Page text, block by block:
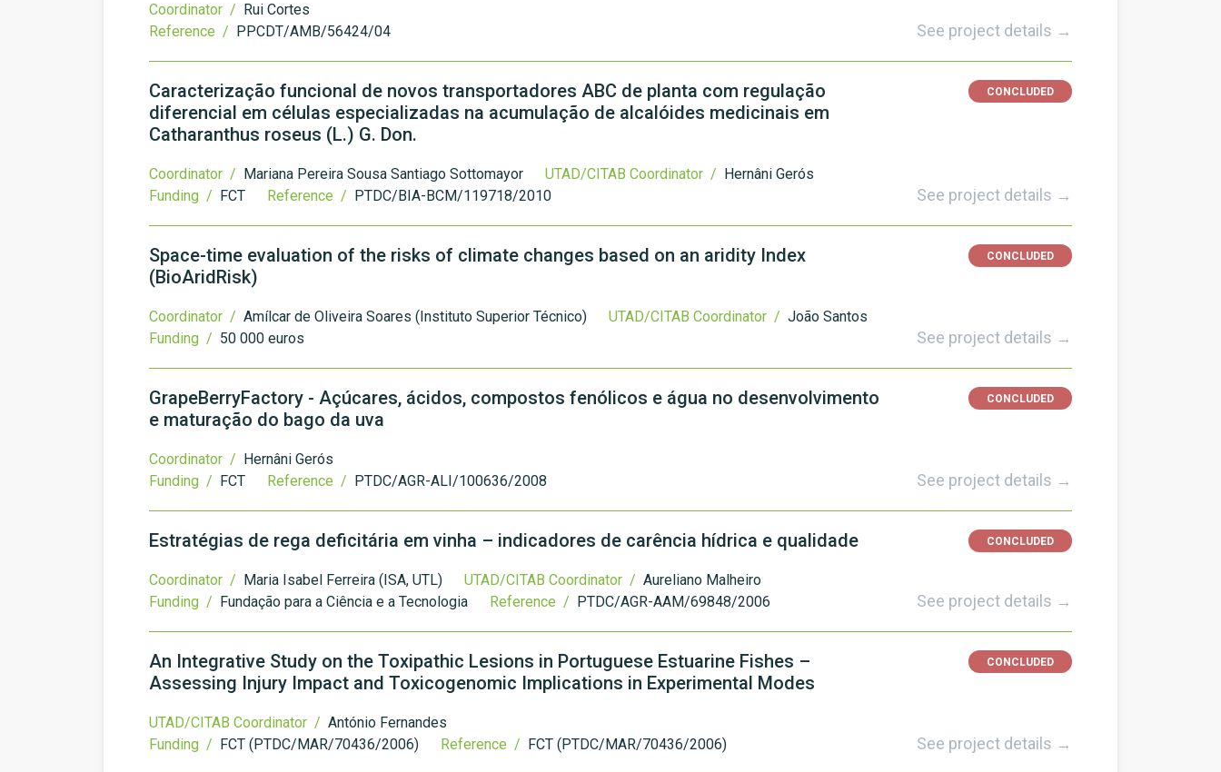
Coordinator / Rui Cortes
Reference / PPCDT/AMB/56424/04 See project details →
Caracterização funcional de novos transportadores ABC de planta com regulação
diferencial em células especializadas na acumulação de alcalóides medicinais em
Catharanthus roseus (L.) G. Don.
CONCLUDED
Coordinator / Mariana Pereira Sousa Santiago Sottomayor UTAD/CITAB Coordinator / Hernâni Gerós
Funding / FCT Reference / PTDC/BIA-BCM/119718/2010 See project details →
Space-time evaluation of the risks of climate changes based on an aridity Index
(BioAridRisk)
CONCLUDED
Coordinator / Amílcar de Oliveira Soares (Instituto Superior Técnico) UTAD/CITAB Coordinator / João Santos
Funding / 50 000 euros See project details →
GrapeBerryFactory - Açúcares, ácidos, compostos fenólicos e água no desenvolvimento
e maturação do bago da uva
CONCLUDED
Coordinator / Hernâni Gerós
Funding / FCT Reference / PTDC/AGR-ALI/100636/2008 See project details →
Estratégias de rega deficitária em vinha – indicadores de carência hídrica e qualidade CONCLUDED
Coordinator / Maria Isabel Ferreira (ISA, UTL) UTAD/CITAB Coordinator / Aureliano Malheiro
Funding / Fundação para a Ciência e a Tecnologia Reference / PTDC/AGR-AAM/69848/2006 See project details →
An Integrative Study on the Toxipathic Lesions in Portuguese Estuarine Fishes –
Assessing Injury Impact and Toxicogenomic Implications in Experimental Modes
CONCLUDED
UTAD/CITAB Coordinator / António Fernandes
Funding / FCT (PTDC/MAR/70436/2006) Reference / FCT (PTDC/MAR/70436/2006) See project details →